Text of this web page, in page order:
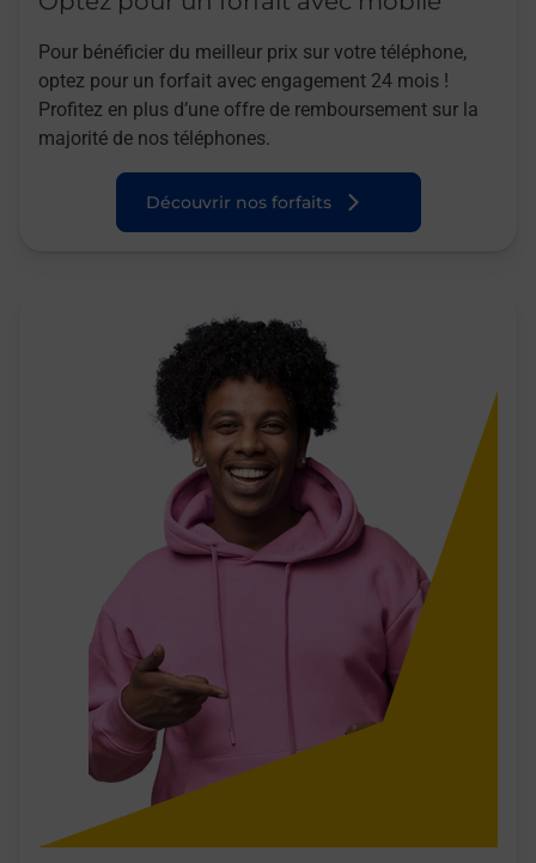
Pour bénéficier du meilleur prix sur votre téléphone,
optez pour un forfait avec engagement 24 mois !
Profitez en plus d’une offre de remboursement sur la
majorité de nos téléphones.
Découvrir nos forfaits